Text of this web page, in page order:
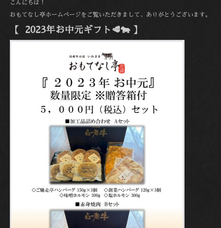
こんにちは！
おもてなし亭ホームページをご覧いただきまして、ありがとうございます。
【 2023年お中元ギフト🥩🐄 】